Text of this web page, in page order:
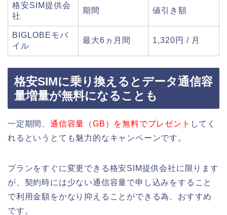
格安SIM提供会
社
期間 値引き額
BIGLOBEモバ
イル
最大6ヵ月間 1,320円 / 月
格安SIMに乗り換えるとデータ通信容
量増量が無料になることも
一定期間、 通信容量（GB）を無料でプレゼント してく
れるというとても魅力的なキャンペーンです。
プランをすぐに変更できる格安SIM提供会社に限ります
が、契約時には少ない通信容量で申し込みをすること
で利用金額をかなり抑えることができる為、おすすめ
です。